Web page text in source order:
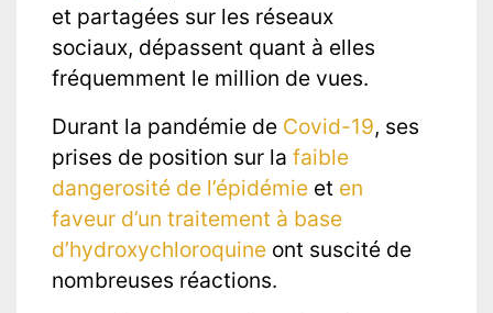
et partagées sur les réseaux
sociaux, dépassent quant à elles
fréquemment le million de vues.
Durant la pandémie de Covid-19, ses
prises de position sur la faible
dangerosité de l’épidémie et en
faveur d’un traitement à base
d’hydroxychloroquine ont suscité de
nombreuses réactions.